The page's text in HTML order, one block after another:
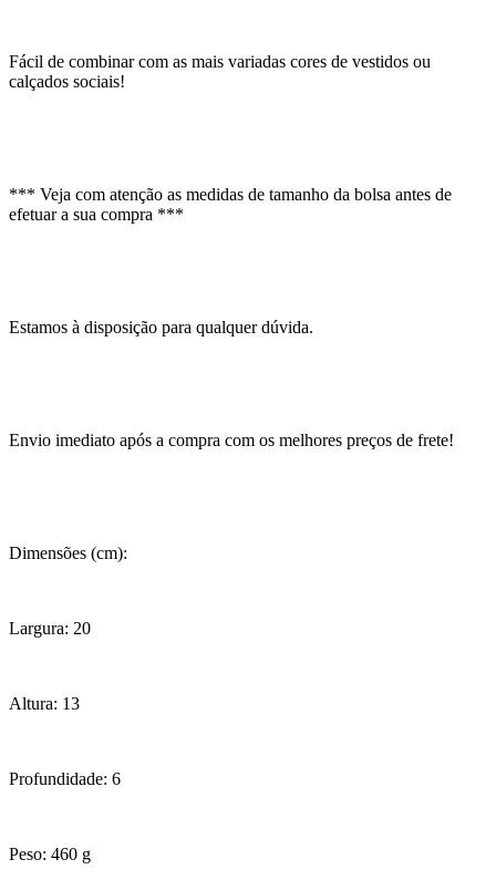
Fácil de combinar com as mais variadas cores de vestidos ou
calçados sociais!
*** Veja com atenção as medidas de tamanho da bolsa antes de
efetuar a sua compra ***
Estamos à disposição para qualquer dúvida.
Envio imediato após a compra com os melhores preços de frete!
Dimensões (cm):
Largura: 20
Altura: 13
Profundidade: 6
Peso: 460 g